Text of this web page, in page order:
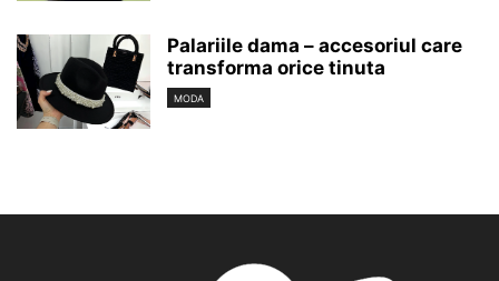
Palariile dama – accesoriul care
transforma orice tinuta
MODA